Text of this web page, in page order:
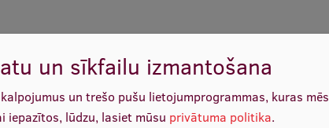
un sīkfailu izmantošana
un trešo pušu lietojumprogrammas, kuras mēs
iepazītos, lūdzu, lasiet mūsu privātuma politika.